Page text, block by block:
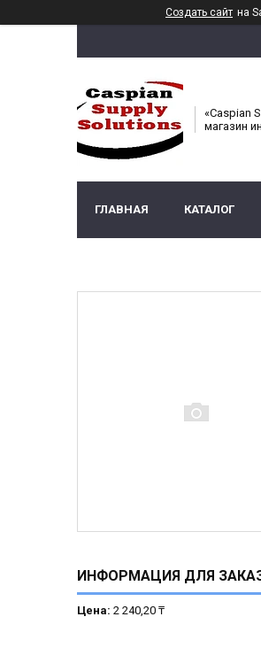
Создать сайт на
«Caspian
магазин
ГЛАВНАЯ КАТАЛОГ
ИНФОРМАЦИЯ ДЛЯ
Цена: 2 240,20 ₸